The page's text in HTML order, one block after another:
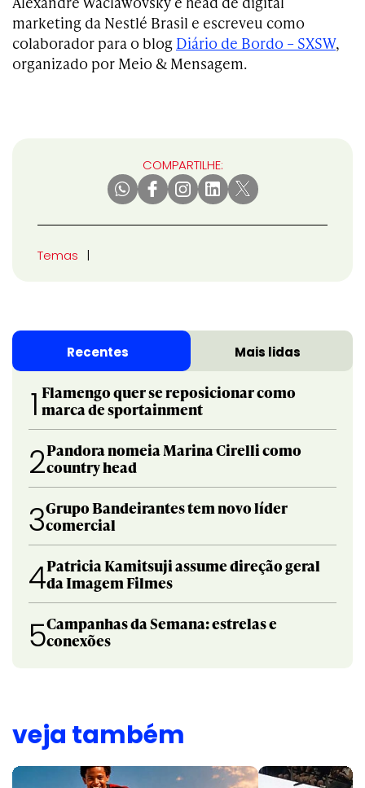
marketing da Nestlé Brasil e escreveu como
colaborador para o blog Diário de Bordo – SXSW,
organizado por Meio & Mensagem.
COMPARTILHE:
Temas
Recentes Mais lidas
1 Flamengo quer se reposicionar como
marca de sportainment
2Pandora nomeia Marina Cirelli como
country head
3Grupo Bandeirantes tem novo líder
comercial
4Patricia Kamitsuji assume direção geral
da Imagem Filmes
5Campanhas da Semana: estrelas e
conexões
veja também